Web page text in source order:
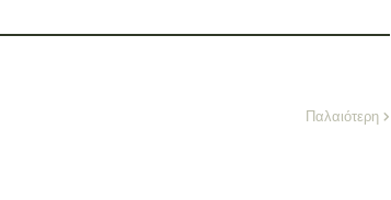
Παλαιότερη